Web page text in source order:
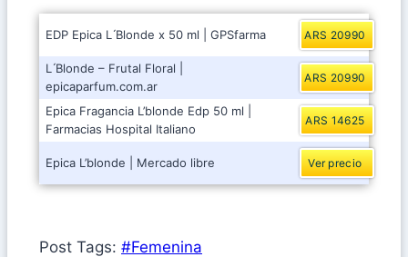
EDP Epica L ́Blonde x 50 ml | GPSfarma ARS 20990
L ́Blonde – Frutal Floral |
epicaparfum.com.ar
ARS 20990
Epica Fragancia L’blonde Edp 50 ml |
Farmacias Hospital Italiano
ARS 14625
Epica L’blonde | Mercado libre Ver precio
Post Tags: #Femenina